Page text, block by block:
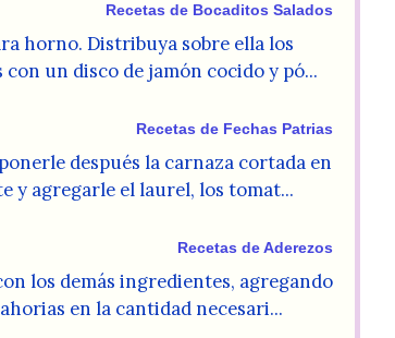
Recetas de Bocaditos Salados
horno. Distribuya sobre ella los
con un disco de jamón cocido y pó...
Recetas de Fechas Patrias
después la carnaza cortada en
y agregarle el laurel, los tomat...
Recetas de Aderezos
los demás ingredientes, agregando
en la cantidad necesari...